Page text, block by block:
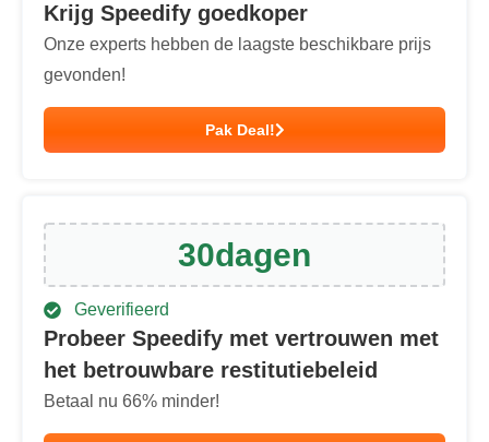
Krijg Speedify goedkoper
Onze experts hebben de laagste beschikbare prijs
gevonden!
Pak Deal!
30dagen
Geverifieerd
Probeer Speedify met vertrouwen met
het betrouwbare restitutiebeleid
Betaal nu 66% minder!